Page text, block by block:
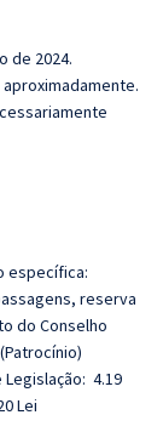
de 2024.
específica:
reserva
do Conselho
4.19
Lei